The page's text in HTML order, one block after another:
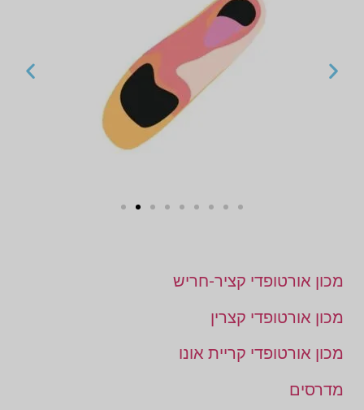
מכון אורטופדי קציר-חריש
מכון אורטופדי קצרין
מכון אורטופדי קריית אונו
מדרסים